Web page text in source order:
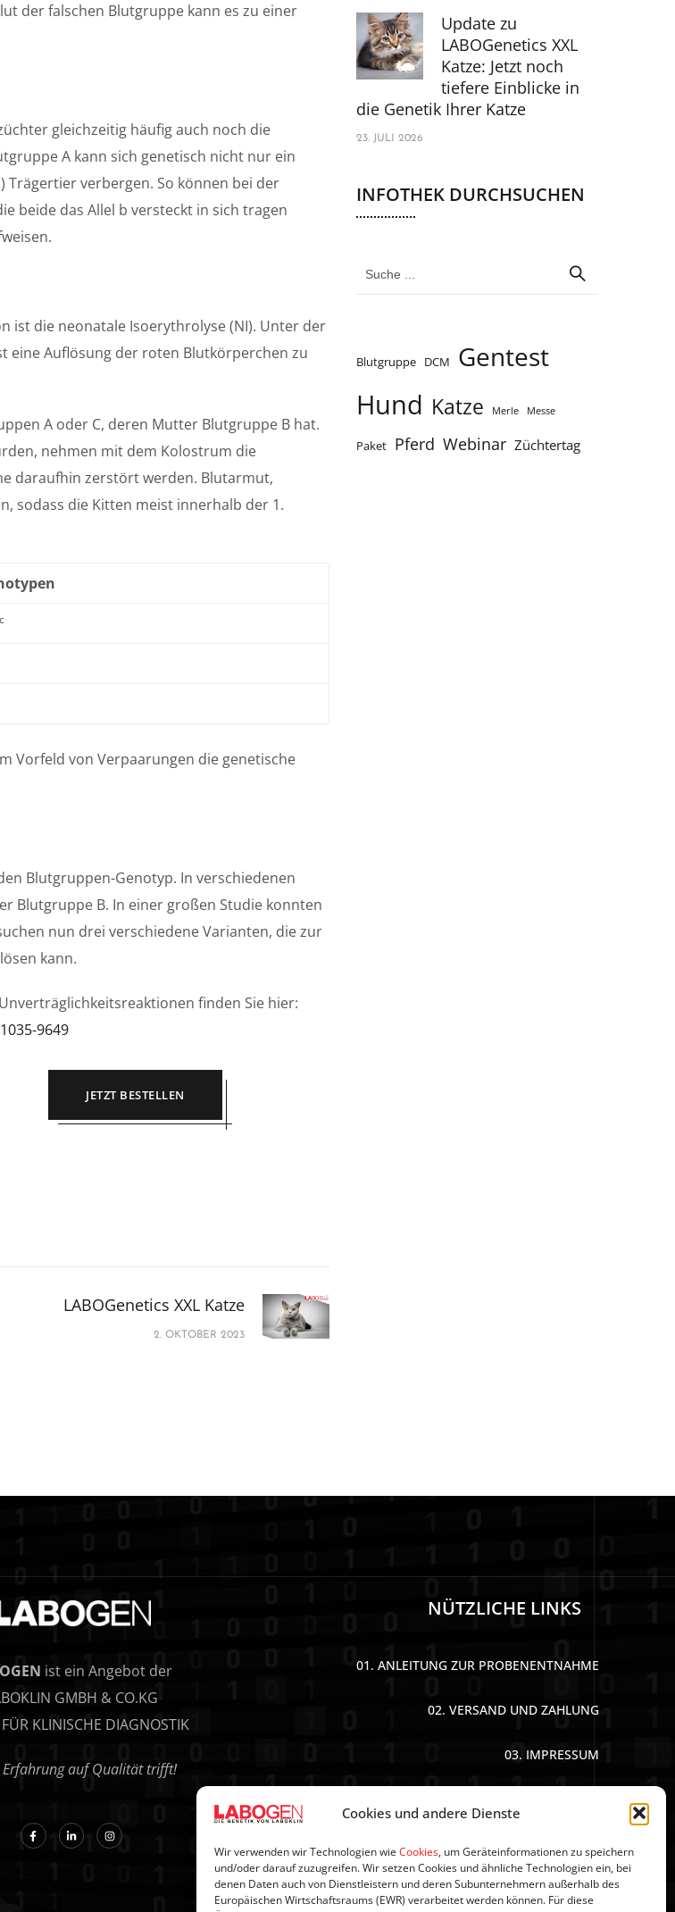
Cookies und andere Dienste
Wir verwenden wir Technologien wie Cookies, um Geräteinformationen zu speichern
und/oder darauf zuzugreifen. Wir setzen Cookies und ähnliche Technologien ein, bei
denen Daten auch von Dienstleistern und deren Subunternehmern außerhalb des
Europäischen Wirtschaftsraums (EWR) verarbeitet werden können. Für diese
der falschen Blutgruppe kann es zu einer
gleichzeitig häufig auch noch die
A kann sich genetisch nicht nur ein
Trägertier verbergen. So können bei der
beide das Allel b versteckt in sich tragen
ist die neonatale Isoerythrolyse (NI). Unter der
eine Auflösung der roten Blutkörperchen zu
A oder C, deren Mutter Blutgruppe B hat.
nehmen mit dem Kolostrum die
daraufhin zerstört werden. Blutarmut,
sodass die Kitten meist innerhalb der 1.
c
Vorfeld von Verpaarungen die genetische
Blutgruppen-Genotyp. In verschiedenen
Blutgruppe B. In einer großen Studie konnten
nun drei verschiedene Varianten, die zur
kann.
finden Sie hier:
9649
JETZT BESTELLEN
LABOGenetics XXL Katze
2. OKTOBER 2023
Update zu
LABOGenetics XXL
Katze: Jetzt noch
tiefere Einblicke in
die Genetik Ihrer Katze
23. JULI 2026
INFOTHEK DURCHSUCHEN
Blutgruppe DCM Gentest
Hund Katze Merle Messe
Paket Pferd Webinar Züchtertag
ist ein Angebot der
GMBH & CO.KG
KLINISCHE DIAGNOSTIK
auf Qualität trifft!
NÜTZLICHE LINKS
01. ANLEITUNG ZUR PROBENENTNAHME
02. VERSAND UND ZAHLUNG
03. IMPRESSUM
06. WIDERRUFSBELEHRUNG